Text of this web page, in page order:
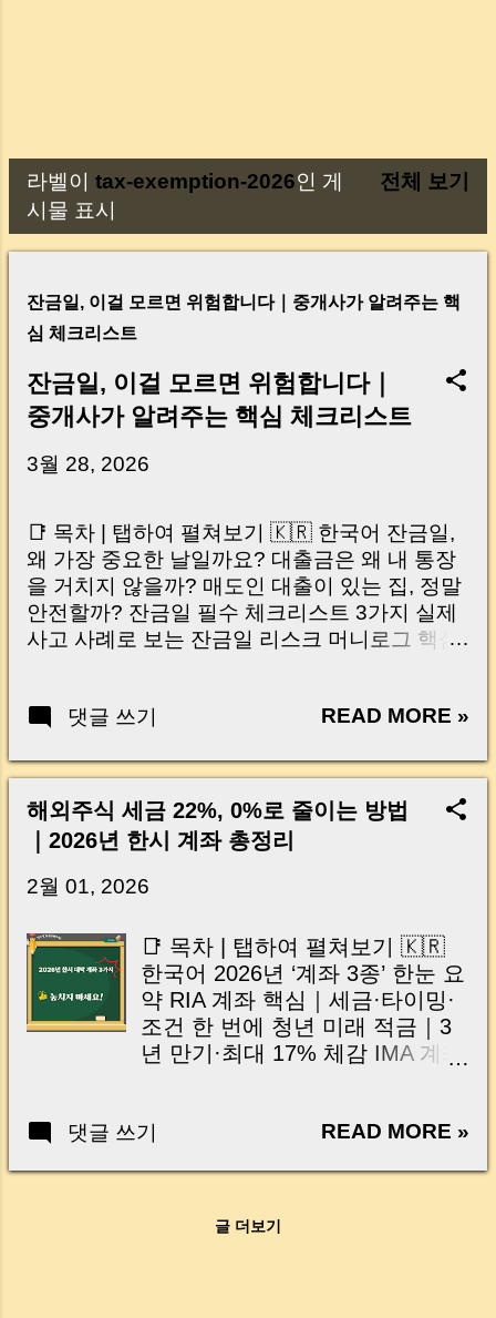
글
라벨이 tax-exemption-2026인 게
시물 표시
전체 보기
잔금일, 이걸 모르면 위험합니다｜중개사가 알려주는 핵
심 체크리스트
잔금일, 이걸 모르면 위험합니다｜
중개사가 알려주는 핵심 체크리스트
3월 28, 2026
📑 목차 | 탭하여 펼쳐보기 🇰🇷 한국어 잔금일,
왜 가장 중요한 날일까요? 대출금은 왜 내 통장
을 거치지 않을까? 매도인 대출이 있는 집, 정말
안전할까? 잔금일 필수 체크리스트 3가지 실제
사고 사례로 보는 잔금일 리스크 머니로그 핵심
Your Account Is It Safe If the Seller Has a
Real Risks and Mistakes to Avoid MoneyLog
Key Takeaway 혹시 이런 생각 해보신 적 있으
신가요? “잔금일… 그냥 돈 보내고 끝나는 거 아
닌가요?” 하지만 현장에서 보면 전혀 그렇지 않
습니다. 잔금일은 ‘서류 몇 장 처리하는 날’이 아
이는 가장 긴장되는 순간 입니다. 실제로 제가
중개 현장에서 겪었던 일입니다. 금요일 오후 3
시, 이체 한도에 막혀 송금이 멈췄고 그 자리에
서 계약이 무산될 뻔한 아찔한 상황이 있었습니
다. 또 어떤 분은 이렇게 말씀하십니다. “내 대출
인데 왜 내 통장으로 안 들어오죠?” “매도인이 대
사실은 ‘구조’를 몰라서 생기는 걱정입니다. 그래
서 오늘은 잔금일에 실제로 돈이 어떻게 움직이
는지, 왜 사고가 나는지, 그리고 무엇을 꼭 준비
드리겠습니다. 이 글 하나만 제대로 이해하시면,
댓글 쓰기 READ MORE »
해외주식 세금 22%, 0%로 줄이는 방법
｜2026년 한시 계좌 총정리
2월 01, 2026
📑 목차 | 탭하여 펼쳐보기 🇰🇷
한국어 2026년 ‘계좌 3종’ 한눈 요
약 RIA 계좌 핵심｜세금·타이밍·
조건 한 번에 청년 미래 적금｜3
년 만기·최대 17% 체감 IMA 계좌
가이드 원본 영상 바로가기 결론
accounts RIA essentials — tax,
댓글 쓰기 READ MORE »
글 더보기